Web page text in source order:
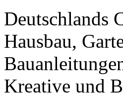
Deutschlands
Hausbau,
Kreative und